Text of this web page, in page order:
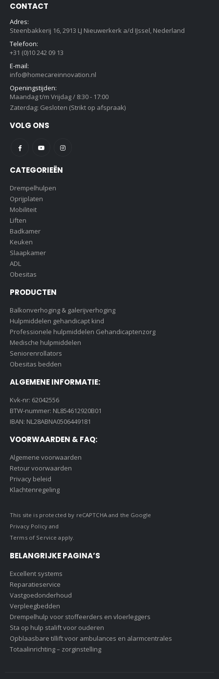
CONTACT
Adres:
Steenbakkerij 16, 2913 LJ Nieuwerkerk a/d IJssel, Nederland
Telefoon:
+31 (0)10 242 09 13
E-mail:
info@homecareinnovation.nl
Openingstijden:
Maandag t/m Vrijdag / 8:30 - 17:00
Zaterdag: Gesloten (Strikt op afspraak)
VOLG ONS
CATEGORIEËN
Drempelhulpen
Oprijplaten
Mobiliteit
Liften
Badkamer
Keuken
Slaapkamer
ADL
Obesitas
PRODUCTEN
Balkonverhoging & galerijverhoging
Hulpmiddelen gehandicapt kind
Professionele hulpmiddelen Gehandicaptenzorg
Medische hulpmiddelen
Seniorenrollators
Obesitas bedden
ALGEMENE INFORMATIE:
Kvk-nr: 62042556
BTW-nummer: NL854612920B01
IBAN: NL28ABNA0506449181
VOORWAARDEN & FAQ:
Algemene voorwaarden
Retour voorwaarden
Privacy beleid
Klachtenregeling
This site is protected by reCAPTCHA and the Google
Privacy Policyand
Terms of Service apply.
BELANGRIJKE PAGINA’S
Excellent systems
Reparatieservice
Vastgoedonderhoud
Verpleegbedden
Drempelhulp voor stoffeerders en vloerleggers
Sta op hulp stalift voor ouderen
Opblaasbare tillift voor ambulances en alarmcentrales
Totaalinrichting – zorginstelling